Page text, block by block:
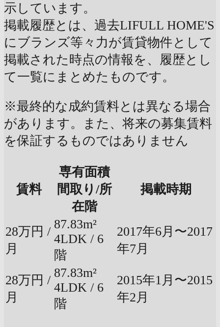
示しています。
掲載履歴とは、過去LIFULL HOME'S
にブランズ等々力が賃貸物件として
掲載された時点の情報を、履歴とし
て一覧にまとめたものです。
※最終的な成約賃料とは異なる場合
があります。また、将来の募集賃料
を保証するものではありません
賃料
専有面積
間取り/所
在階
掲載時期
28万円 /
月
87.83m²
4LDK / 6
階
2017年6月〜2017
年7月
28万円 /
月
87.83m²
4LDK / 6
階
2015年1月〜2015
年2月